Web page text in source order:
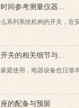
间参考测量仪器…
系列系统机构的开关，在
关的相关细节与…
庭使用，电器设备也日渐
的配备与预留